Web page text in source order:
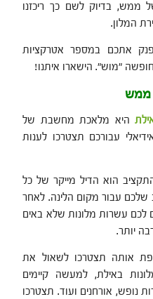
בדיוק לשם כך ריכזנו
המלון.
אתכם במספר אטרקציות
"מוש". הישארו איתנו!
ממש
היא מלאכת מחשבת של
עבורכם תצטרכו לענות
הוא הדיל מייקר של כל
שלכם עבור מקום הלינה. לאחר
עשרות מלונות שלא באים
יותר.
אותה תצטרכו לשאול את
באילת, למעשה קיימים
לצד דירות נופש, אורחנים ועוד. תצטרכו